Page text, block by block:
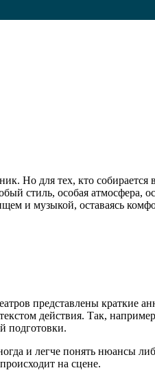
Но для тех, кто собирается
стиль, особая атмосфера,
и музыкой, оставаясь
представлены краткие
действия. Так,
подготовки.
и легче понять нюансы
на сцене.